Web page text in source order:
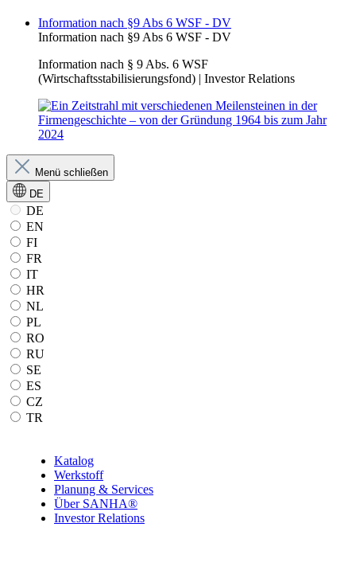
Information nach §9 Abs 6 WSF - DV
Information nach §9 Abs 6 WSF - DV
Information nach § 9 Abs. 6 WSF
(Wirtschaftsstabilisierungsfond) | Investor Relations
Menü schließen
DE
DE
EN
FI
FR
IT
HR
NL
PL
RO
RU
SE
ES
CZ
TR
Katalog
Werkstoff
Planung & Services
Über SANHA®
Investor Relations